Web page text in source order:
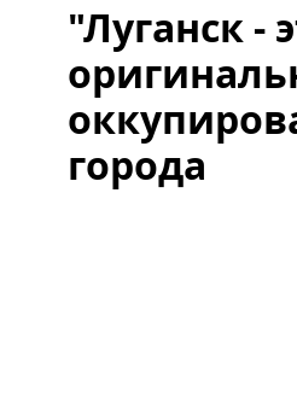
"Луганск -
города